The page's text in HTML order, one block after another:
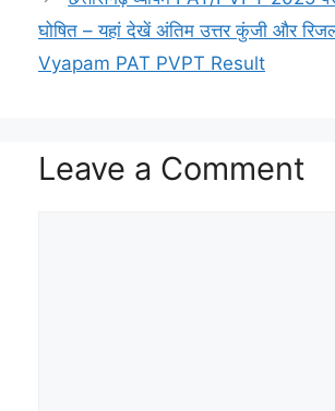
p m k k t
घोषित – यहां देखें अंतिम उत्तर कुंजी और
Vyapam PAT PVPT Result
Leave a Comment